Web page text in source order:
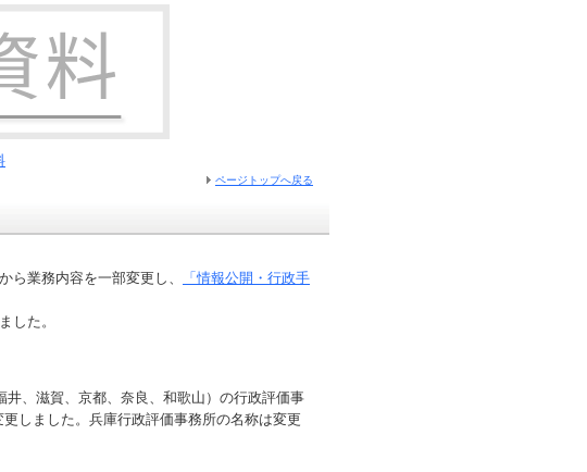
ページトップへ戻る
ら業務内容を一部変更し、
「情報公開・行政手
した。
、滋賀、京都、奈良、和歌山）の行政評価事
しました。兵庫行政評価事務所の名称は変更